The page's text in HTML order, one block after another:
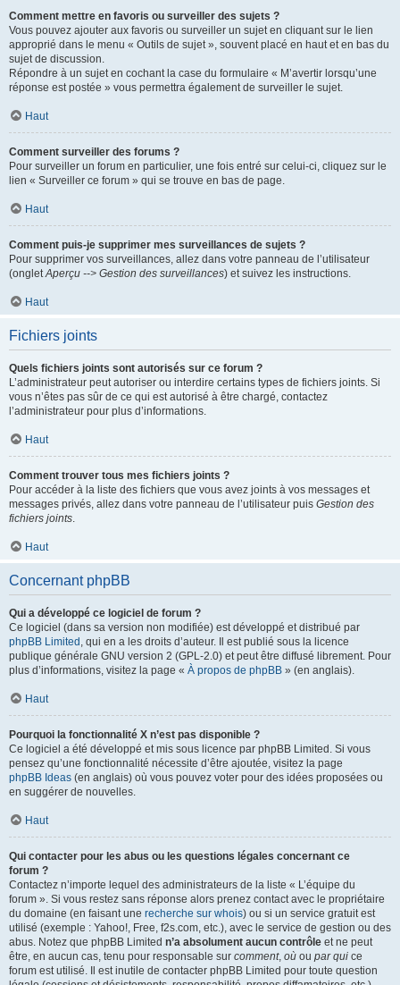
Comment mettre en favoris ou surveiller des sujets ?
Vous pouvez ajouter aux favoris ou surveiller un sujet en cliquant sur le lien
approprié dans le menu « Outils de sujet », souvent placé en haut et en bas du
sujet de discussion.
Répondre à un sujet en cochant la case du formulaire « M’avertir lorsqu’une
réponse est postée » vous permettra également de surveiller le sujet.
Haut
Comment surveiller des forums ?
Pour surveiller un forum en particulier, une fois entré sur celui-ci, cliquez sur le
lien « Surveiller ce forum » qui se trouve en bas de page.
Haut
Comment puis-je supprimer mes surveillances de sujets ?
Pour supprimer vos surveillances, allez dans votre panneau de l’utilisateur
(ongletAperçu --> Gestion des surveillances) et suivez les instructions.
Haut
Fichiers joints
Quels fichiers joints sont autorisés sur ce forum ?
L’administrateur peut autoriser ou interdire certains types de fichiers joints. Si
vous n’êtes pas sûr de ce qui est autorisé à être chargé, contactez
l’administrateur pour plus d’informations.
Haut
Comment trouver tous mes fichiers joints ?
Pour accéder à la liste des fichiers que vous avez joints à vos messages et
messages privés, allez dans votre panneau de l’utilisateur puis Gestion des
fichiers joints.
Haut
Concernant phpBB
Qui a développé ce logiciel de forum ?
Ce logiciel (dans sa version non modifiée) est développé et distribué par
phpBB Limited , qui en a les droits d’auteur. Il est publié sous la licence
publique générale GNU version 2 (GPL-2.0) et peut être diffusé librement. Pour
plus d’informations, visitez la page « À propos de phpBB » (en anglais).
Haut
Pourquoi la fonctionnalité X n’est pas disponible ?
Ce logiciel a été développé et mis sous licence par phpBB Limited. Si vous
pensez qu’une fonctionnalité nécessite d’être ajoutée, visitez la page
phpBB Ideas (en anglais) où vous pouvez voter pour des idées proposées ou
en suggérer de nouvelles.
Haut
Qui contacter pour les abus ou les questions légales concernant ce
forum ?
Contactez n’importe lequel des administrateurs de la liste « L’équipe du
forum ». Si vous restez sans réponse alors prenez contact avec le propriétaire
du domaine (en faisant une recherche sur whois) ou si un service gratuit est
utilisé (exemple : Yahoo!, Free, f2s.com, etc.), avec le service de gestion ou des
abus. Notez que phpBB Limited n’a absolument aucun contrôle et ne peut
être, en aucun cas, tenu pour responsable sur comment, où ou par qui ce
forum est utilisé. Il est inutile de contacter phpBB Limited pour toute question